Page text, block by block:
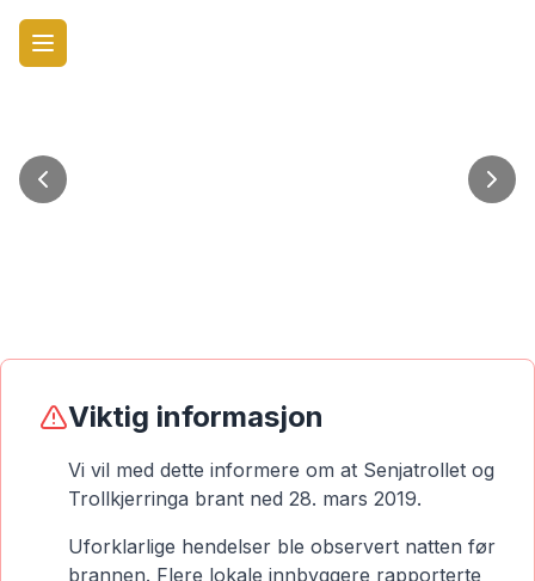
Viktig informasjon
Vi vil med dette informere om at Senjatrollet og
Trollkjerringa brant ned 28. mars 2019.
Uforklarlige hendelser ble observert natten før
brannen. Flere lokale innbyggere rapporterte